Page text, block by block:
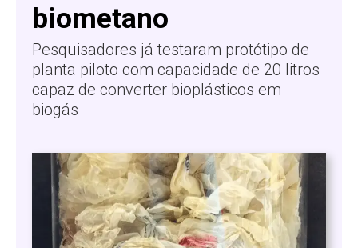
biometano
Pesquisadores já testaram protótipo de
planta piloto com capacidade de 20 litros
capaz de converter bioplásticos em
biogás